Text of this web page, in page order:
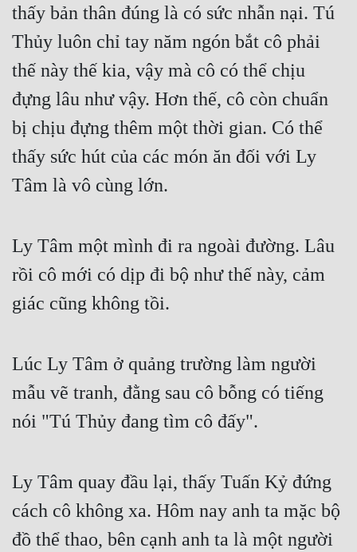
thấy bản thân đúng là có sức nhẫn nại. Tú
Thủy luôn chỉ tay năm ngón bắt cô phải
thế này thế kia, vậy mà cô có thể chịu
đựng lâu như vậy. Hơn thế, cô còn chuẩn
bị chịu đựng thêm một thời gian. Có thể
thấy sức hút của các món ăn đối với Ly
Tâm là vô cùng lớn.
Ly Tâm một mình đi ra ngoài đường. Lâu
rồi cô mới có dịp đi bộ như thế này, cảm
giác cũng không tồi.
Lúc Ly Tâm ở quảng trường làm người
mẫu vẽ tranh, đằng sau cô bỗng có tiếng
nói "Tú Thủy đang tìm cô đấy".
Ly Tâm quay đầu lại, thấy Tuấn Kỷ đứng
cách cô không xa. Hôm nay anh ta mặc bộ
đồ thể thao, bên cạnh anh ta là một người